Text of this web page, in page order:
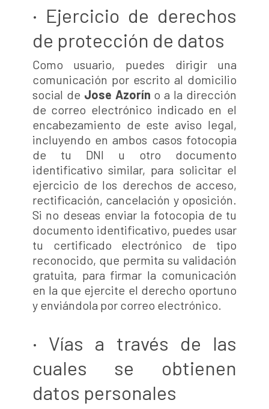
· Ejercicio de derechos
de protección de datos
Como usuario, puedes dirigir una
comunicación por escrito al domicilio
social de Jose Azorín o a la dirección
de correo electrónico indicado en el
encabezamiento de este aviso legal,
incluyendo en ambos casos fotocopia
de tu DNI u otro documento
identificativo similar, para solicitar el
ejercicio de los derechos de acceso,
rectificación, cancelación y oposición.
Si no deseas enviar la fotocopia de tu
documento identificativo, puedes usar
tu certificado electrónico de tipo
reconocido, que permita su validación
gratuita, para firmar la comunicación
en la que ejercite el derecho oportuno
y enviándola por correo electrónico.
· Vías a través de las
cuales se obtienen
datos personales